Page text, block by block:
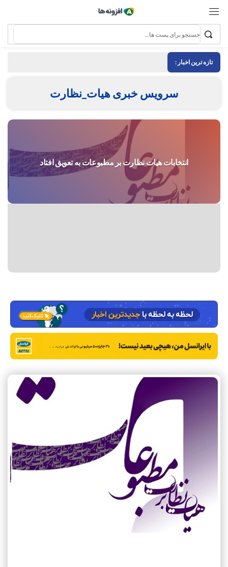
تازه ترین اخبار :
سرویس خبری هیات_نظارت
انتخابات هیات نظارت بر مطبوعات به تعویق افتاد